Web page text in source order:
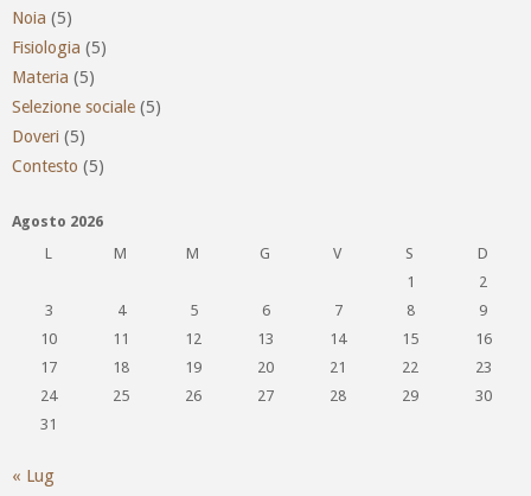
Noia (5)
Fisiologia (5)
Materia (5)
Selezione sociale (5)
Doveri (5)
Contesto (5)
Agosto 2026
L
M M G V S
D
1
2
3
4 5 6 7 8
9
10
11 12 13 14 15
16
17
18 19 20 21 22
23
24
25 26 27 28 29
30
31
« Lug